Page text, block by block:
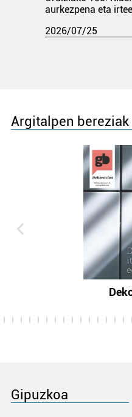
aurkezpena eta
2026/07/25
Argitalpen bereziak
Gipuzkoa